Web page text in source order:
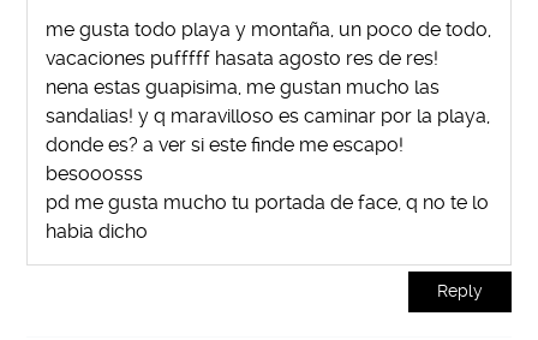
me gusta todo playa y montaña, un poco de todo,
vacaciones pufffff hasata agosto res de res!
nena estas guapisima, me gustan mucho las
sandalias! y q maravilloso es caminar por la playa,
donde es? a ver si este finde me escapo!
besooosss
pd me gusta mucho tu portada de face, q no te lo
habia dicho
Reply